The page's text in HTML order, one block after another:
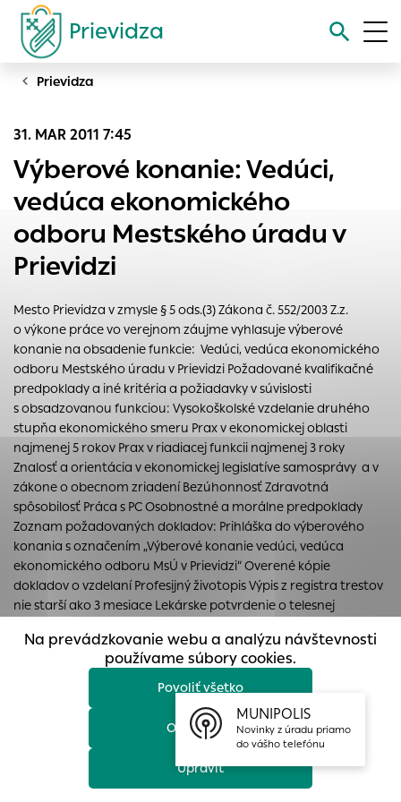
Prievidza
Vyhľadávanie
Prievidza
31. MAR 2011 7:45
Výberové konanie: Vedúci,
vedúca ekonomického
odboru Mestského úradu v
Prievidzi
Mesto Prievidza v zmysle § 5 ods.(3) Zákona č. 552/2003 Z.z.
o výkone práce vo verejnom záujme vyhlasuje výberové
konanie na obsadenie funkcie: Vedúci, vedúca ekonomického
odboru Mestského úradu v Prievidzi Požadované kvalifikačné
predpoklady a iné kritéria a požiadavky v súvislosti
s obsadzovanou funkciou: Vysokoškolské vzdelanie druhého
stupňa ekonomického smeru Prax v ekonomickej oblasti
najmenej 5 rokov Prax v riadiacej funkcii najmenej 3 roky
Znalosť a orientácia v ekonomickej legislatíve samosprávy a v
zákone o obecnom zriadení Bezúhonnosť Zdravotná
spôsobilosť Práca s PC Osobnostné a morálne predpoklady
Zoznam požadovaných dokladov: Prihláška do výberového
konania s označením „Výberové konanie vedúci, vedúca
ekonomického odboru MsÚ v Prievidzi“ Overené kópie
dokladov o vzdelaní Profesijný životopis Výpis z registra trestov
nie starší ako 3 mesiace Lekárske potvrdenie o telesnej
odbornej praxe Písomný súhlas uchádzača na použitie
osobných údajov podľa § 7 ods.1 a 2 zákona č.428/2002 Z.z.
Na prevádzkovanie webu a analýzu návštevnosti
používame súbory cookies.
Povoliť všetko
Odmietnuť
Upraviť
Nastavenie cookies
Cookies sú malé súbory, do ktorých webové stránky môžu
ukladať informácie o vašej aktivite a preferenciách.
Používajú sa napríklad k tomu, aby si webový prehliadač
zapamätoval Vaše prihlásenie alebo aby sa uložila Vaša
voľba v tomto okne.
Technické cookies
Technické súbory cookie sú pre prevádzku nevyhnutné a
pomáhajú urobiť webové stránky uplatniteľnými tým, že
umožňujú základné funkcie, ako je navigácia na stránke a
prístup k zabezpečeným oblastiam webovej stránky. Bez
týchto súborov cookie nemôže web správne fungovať.
Analytické cookies
Analytické cookies pomáhajú prevádzkovateľovi stránok
pochopiť, ako návštevníci stránok stránku používajú, aby
mohol stránky optimalizovať a ponúknuť im lepšiu
skúsenosť. Všetky dáta sa zbierajú anonymne a nie je
možné ich spojiť s konkrétnou osobou.
Povoliť všetko
Uložiť nastavenia
Viac informácií
MUNIPOLIS
Novinky z úradu priamo
do vášho telefónu